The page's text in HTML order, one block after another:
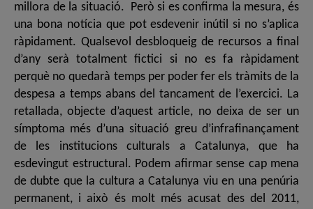
millora de la situació. Però si es confirma la mesura, és
una bona notícia que pot esdevenir inútil si no s’aplica
ràpidament. Qualsevol desbloqueig de recursos a final
d’any serà totalment fictici si no es fa ràpidament
perquè no quedarà temps per poder fer els tràmits de la
despesa a temps abans del tancament de l’exercici. La
retallada, objecte d’aquest article, no deixa de ser un
símptoma més d’una situació greu d’infrafinançament
de les institucions culturals a Catalunya, que ha
esdevingut estructural. Podem afirmar sense cap mena
de dubte que la cultura a Catalunya viu en una penúria
permanent, i això és molt més acusat des del 2011,